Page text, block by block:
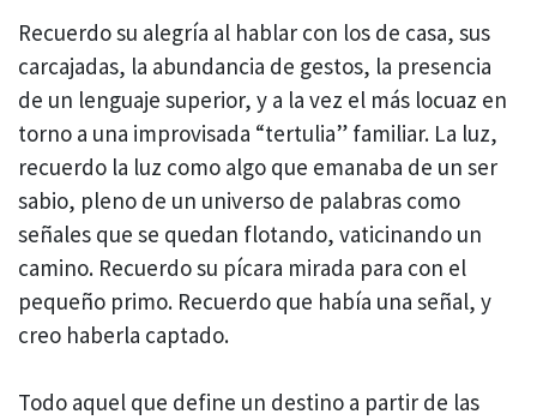
Recuerdo su alegría al hablar con los de casa, sus
carcajadas, la abundancia de gestos, la presencia
de un lenguaje superior, y a la vez el más locuaz en
torno a una improvisada “tertulia” familiar. La luz,
recuerdo la luz como algo que emanaba de un ser
sabio, pleno de un universo de palabras como
señales que se quedan flotando, vaticinando un
camino. Recuerdo su pícara mirada para con el
pequeño primo. Recuerdo que había una señal, y
creo haberla captado.
Todo aquel que define un destino a partir de las